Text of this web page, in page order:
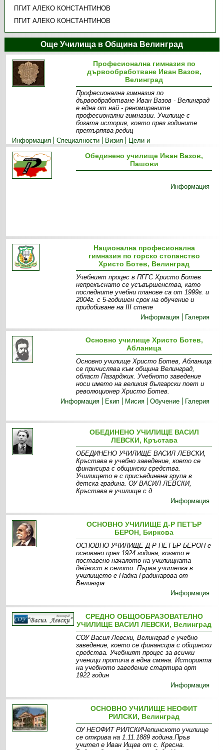
ПГИТ АЛЕКО КОНСТАНТИНОВ
ПГИТ АЛЕКО КОНСТАНТИНОВ
Още Училища в Община Велинград
Професионална гимназия по
дървообработване Иван Вазов,
Велинград
Професионална гимназия по
дървообработване Иван Вазов - Велинград
е една от най - реномираните
професионални гимназии. Училище с
богата история, която през годините
претърпява редиц
Информация
Специалности Визия
Цели и
приоритети
Екип
Обединено училище Иван Вазов,
Пашови
Информация
Национална професионална
гимназия по горско стопанство
Христо Ботев, Велинград
Учебният процес в ПГГС Христо Ботев
непрекъснато се усъвършенства, като
последните учебни планове са от 1999г. и
2004г. с 5-годишен срок на обучение и
придобиване на III степе
Информация
Галерия
Основно училище Христо Ботев,
Абланица
Основно училище Христо Ботев, Абланица
се причислява към община Велинград,
област Пазарджик. Учебното заведение
носи името на великия български поет и
революционер Христо Ботев.
Информация
Екип Мисия Обучение Галерия
ОБЕДИНЕНО УЧИЛИЩЕ ВАСИЛ
ЛЕВСКИ, Кръстава
ОБЕДИНЕНО УЧИЛИЩЕ ВАСИЛ ЛЕВСКИ,
Кръстава е учебно заведение, което се
финансира с общински средства.
Училището е с присъединена група в
детска градина. ОУ ВАСИЛ ЛЕВСКИ,
Кръстава е училище с д
Информация
ОСНОВНО УЧИЛИЩЕ Д-Р ПЕТЪР
БЕРОН, Биркова
ОСНОВНО УЧИЛИЩЕ Д-Р ПЕТЪР БЕРОН е
основано през 1924 година, когато е
поставено началото на училищната
дейност в селото. Първа учителка в
училището е Надка Градинарова от
Велингра
Информация
СРЕДНО ОБЩООБРАЗОВАТЕЛНО
УЧИЛИЩЕ ВАСИЛ ЛЕВСКИ, Велинград
СОУ Васил Левски, Велинград е учебно
заведение, което се финансира с общински
средства. Учебният процес за всички
ученици протича в една смяна. Историята
на учебното заведение стартира орт
1922 годин
Информация
ОСНОВНО УЧИЛИЩЕ НЕОФИТ
РИЛСКИ, Велинград
ОУ НЕОФИТ РИЛСКИЧепинското училище
се открива на 1.11.1889 година.Пръв
учител е Иван Ищев от с. Кресна.